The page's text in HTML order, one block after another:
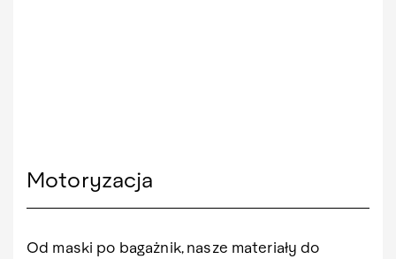
Motoryzacja
Od maski po bagażnik, nasze materiały do ​​